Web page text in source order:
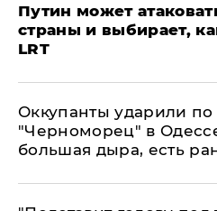
Путин может
страны и выбирает,
LRT
Оккупанты ударили по
"Черноморец" в
большая дыра, есть